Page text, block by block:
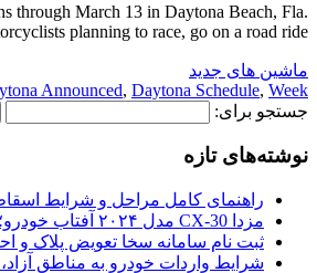
through March 13 in Daytona Beach, Fla.
planning to race, go on a road ride […]
ماشین های جدید
Announced, Daytona Schedule, Week
جستجو برای:
نوشته‌های تازه
راهنمای کامل مراحل و شرایط اسقاط خودرو
مزدا CX-30 مدل ۲۰۲۴ آفتاب خودرو؛ بررسی و مشخصات فنی
ثبت نام سامانه سخا تعویض پلاک و
شرایط واردات خودرو به مناطق